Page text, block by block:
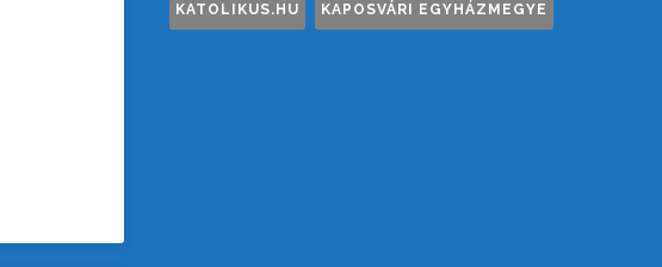
KATOLIKUS.HU KAPOSVÁRI EGYHÁZMEGYE